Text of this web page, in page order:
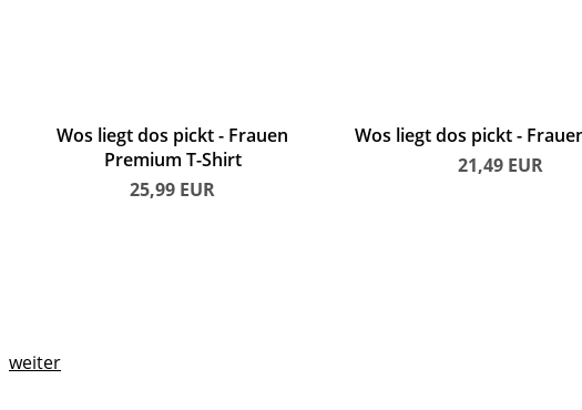
Wos liegt dos pickt
Frauen
Premium T-Shirt
25,99 EUR
Wos liegt dos pickt
21,49 EUR
weiter